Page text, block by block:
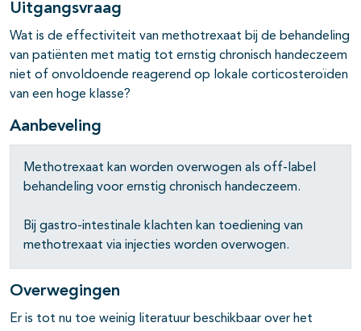
Uitgangsvraag
Wat is de effectiviteit van methotrexaat bij de behandeling
van patiënten met matig tot ernstig chronisch handeczeem
niet of onvoldoende reagerend op lokale corticosteroïden
van een hoge klasse?
Aanbeveling
Methotrexaat kan worden overwogen als off-label
behandeling voor ernstig chronisch handeczeem.
Bij gastro-intestinale klachten kan toediening van
methotrexaat via injecties worden overwogen.
Overwegingen
Er is tot nu toe weinig literatuur beschikbaar over het